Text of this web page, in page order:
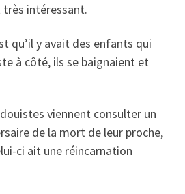
très intéressant.
qu’il y avait des enfants qui
à côté, ils se baignaient et
viennent consulter un
de la mort de leur proche,
ci ait une réincarnation